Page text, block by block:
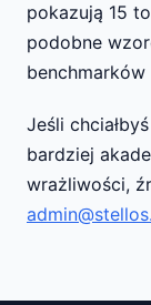
pokazują 15
podobne
Jeśli
bardziej
wrażliwości,